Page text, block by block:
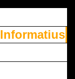
Informatius